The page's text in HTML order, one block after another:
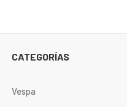
CATEGORÍAS
Vespa